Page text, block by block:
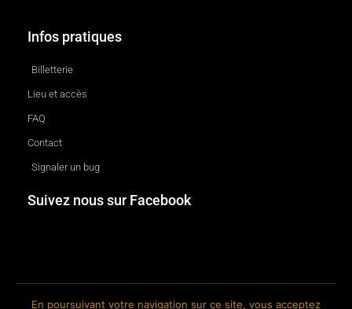
Infos pratiques
Billetterie
Lieu et accès
FAQ
Contact
Signaler un bug
Suivez nous sur Facebook
En poursuivant votre navigation sur ce site, vous acceptez